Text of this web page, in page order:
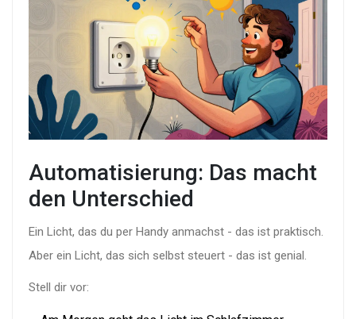
Automatisierung: Das macht
den Unterschied
Ein Licht, das du per Handy anmachst - das ist praktisch.
Aber ein Licht, das sich selbst steuert - das ist genial.
Stell dir vor: